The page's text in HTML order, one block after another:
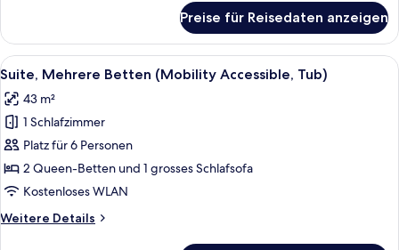
In
Shower)
anzeigen
1 King-
Bett
und
(Mobility
Accessible,
Roll-
In
Shower)
Preise für Reisedaten anzeigen
Alle
Fotos
für
Suite,
Mehrere
Betten
(Mobility
Tub)
Ein Hotelzimmer mit einem großen
6
Suite, Mehrere Betten (Mobility Accessible, Tub)
43 m²
1 Schlafzimmer
Platz für 6 Personen
2 Queen-Betten und 1 grosses Schlafsofa
Kostenloses WLAN
Weitere Details
Weitere